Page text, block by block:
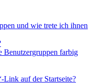
und wie trete ich ihnen
Benutzergruppen farbig
Link auf der Startseite?